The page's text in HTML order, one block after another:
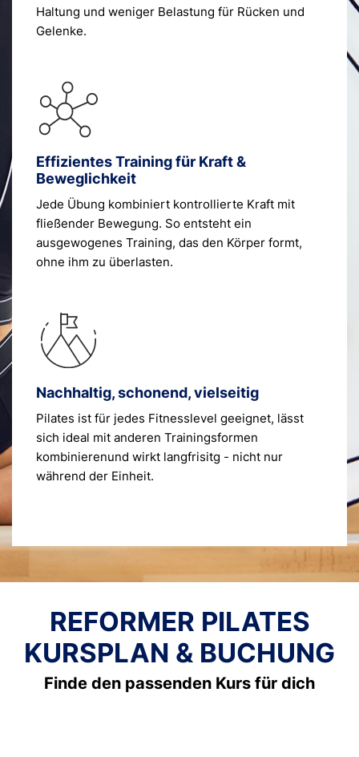
Haltung und weniger Belastung für Rücken und
Gelenke.
Effizientes Training für Kraft &
Beweglichkeit
Jede Übung kombiniert kontrollierte Kraft mit
fließender Bewegung. So entsteht ein
ausgewogenes Training, das den Körper formt,
ohne ihm zu überlasten.
Nachhaltig, schonend, vielseitig
Pilates ist für jedes Fitnesslevel geeignet, lässt
sich ideal mit anderen Trainingsformen
kombinierenund wirkt langfrisitg - nicht nur
während der Einheit.
REFORMER PILATES
KURSPLAN & BUCHUNG
Finde den passenden Kurs für dich